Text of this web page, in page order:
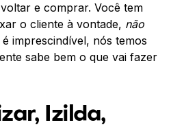
e comprar. Você tem
o cliente à vontade, não
é imprescindível, nós temos
sabe bem o que vai fazer
Izilda,